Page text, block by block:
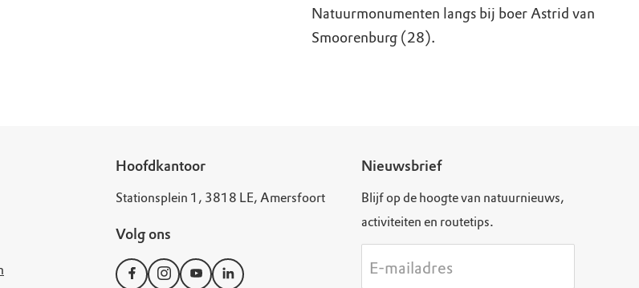
Natuurmonumenten langs bij boer Astrid van
Smoorenburg (28).
Hoofdkantoor
Stationsplein 1, 3818 LE, Amersfoort
Volg ons
Nieuwsbrief
Blijf op de hoogte van natuurnieuws,
activiteiten en routetips.
E-mailadres